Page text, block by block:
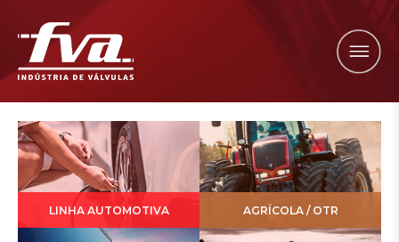
LINHA AUTOMOTIVA AGRÍCOLA / OTR